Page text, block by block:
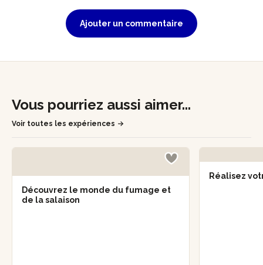
Ajouter un commentaire
Vous pourriez aussi aimer...
Voir toutes les expériences
Découvrez le monde du fumage et
de la salaison
Réalisez